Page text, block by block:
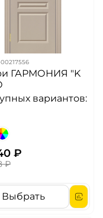
ГАРМОНИЯ "K
вариантов:
₽
₽
Выбрать